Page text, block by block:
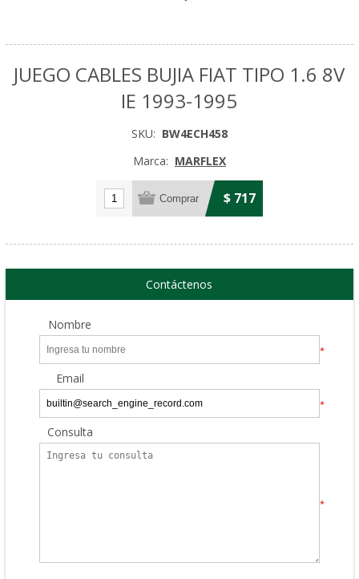
JUEGO CABLES BUJIA FIAT TIPO 1.6 8V
IE 1993-1995
SKU: BW4ECH458
Marca: MARFLEX
$ 717
Contáctenos
Nombre
*
Email
*
Consulta
*